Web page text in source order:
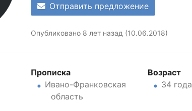
Отправить предложение
Опубликовано 8 лет назад (10.06.2018)
Прописка
Ивано-Франковская
область
Возраст
34 года